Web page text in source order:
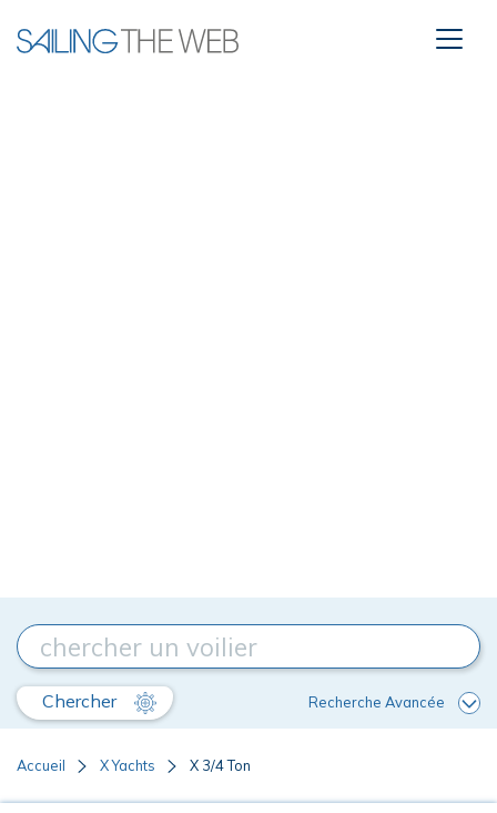
Chercher Recherche Avancée
Accueil X Yachts X 3/4 Ton